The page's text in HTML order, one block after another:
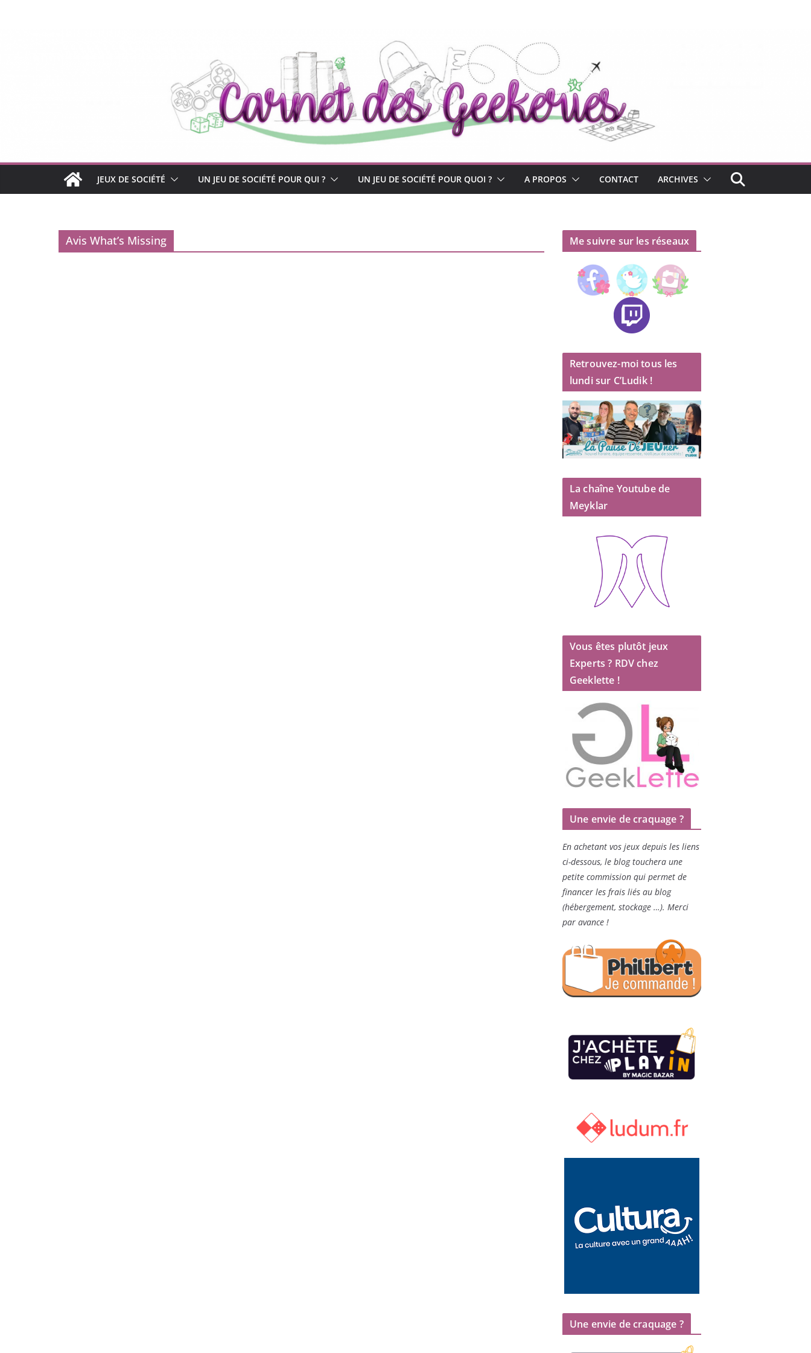
JEUX DE SOCIÉTÉ UN JEU DE SOCIÉTÉ POUR QUI ? UN JEU DE SOCIÉTÉ POUR QUOI ? A PROPOS CONTACT ARCHIVES
Avis What’s Missing Me suivre sur les réseaux
Retrouvez-moi tous les
lundi sur C’Ludik !
La chaîne Youtube de
Meyklar
Vous êtes plutôt jeux
Experts ? RDV chez
Geeklette !
Une envie de craquage ?
En achetant vos jeux depuis les liens
ci-dessous, le blog touchera une
petite commission qui permet de
financer les frais liés au blog
(hébergement, stockage …). Merci
par avance !
Une envie de craquage ?